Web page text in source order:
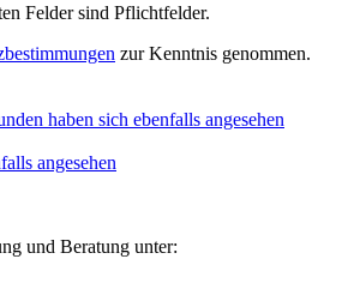
Felder sind Pflichtfelder.
zur Kenntnis genommen.
haben sich ebenfalls angesehen
angesehen
und Beratung unter: